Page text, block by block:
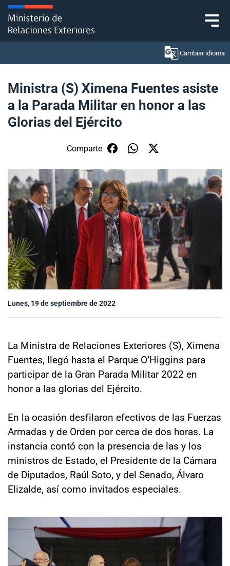
Click acá para ir directamente al contenido
Cambiar idioma
Ministerio
Política Exterior
Embajadas y consulados
Servicios ciudadanos
Subsecretaría de Relaciones Económicas
Internacionales
Sala de prensa
modo claro
Ministra (S) Ximena Fuentes asiste
a la Parada Militar en honor a las
Glorias del Ejército
Comparte
Lunes, 19 de septiembre de 2022
La Ministra de Relaciones Exteriores (S), Ximena
Fuentes, llegó hasta el Parque O’Higgins para
participar de la Gran Parada Militar 2022 en
honor a las glorias del Ejército.
En la ocasión desfilaron efectivos de las Fuerzas
Armadas y de Orden por cerca de dos horas. La
instancia contó con la presencia de las y los
ministros de Estado, el Presidente de la Cámara
de Diputados, Raúl Soto, y del Senado, Álvaro
Elizalde, así como invitados especiales.